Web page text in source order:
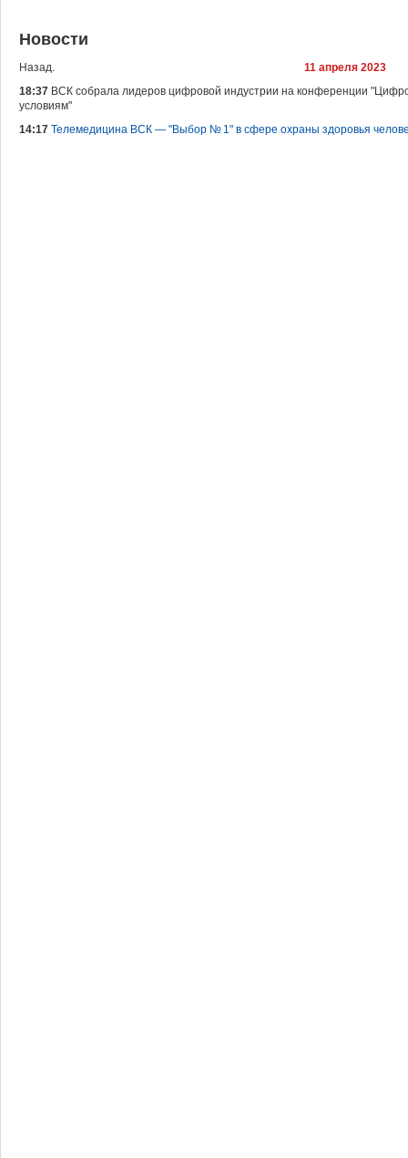
Новости
Назад.
11 апреля 2023
18:37 ВСК собрала лидеров цифровой индустрии на конференции
условиям"
14:17 Телемедицина ВСК — "Выбор № 1" в сфере охраны здоровья